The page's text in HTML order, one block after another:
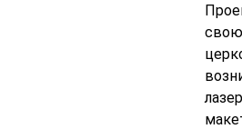
свою